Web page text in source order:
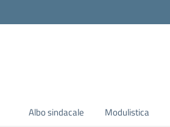
Albo sindacale Modulistica